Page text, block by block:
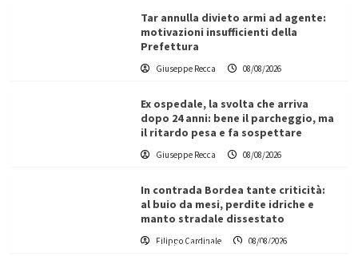
Tar annulla divieto armi ad agente:
motivazioni insufficienti della
Prefettura
Giuseppe Recca 08/08/2026
Ex ospedale, la svolta che arriva
dopo 24 anni: bene il parcheggio, ma
il ritardo pesa e fa sospettare
Giuseppe Recca 08/08/2026
In contrada Bordea tante criticità:
al buio da mesi, perdite idriche e
manto stradale dissestato
Filippo Cardinale 08/08/2026
L’ingegnere saccense Buscarnera partner chiave
di un progetto transnazionale per la transizione